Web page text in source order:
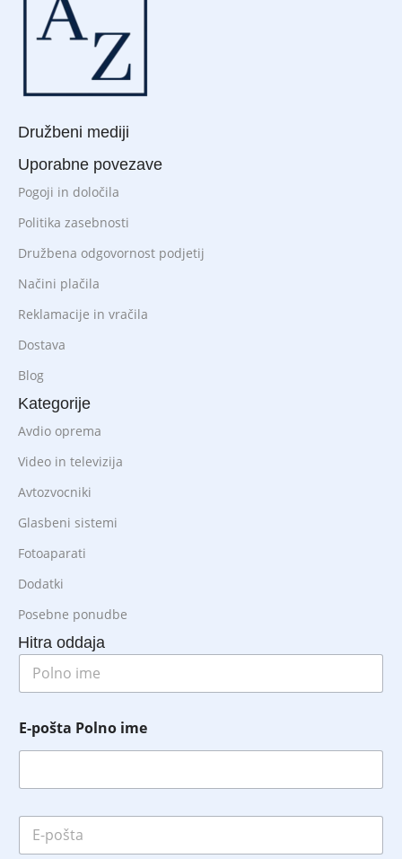
Družbeni mediji
Uporabne povezave
Pogoji in določila
Politika zasebnosti
Družbena odgovornost podjetij
Načini plačila
Reklamacije in vračila
Dostava
Blog
Kategorije
Avdio oprema
Video in televizija
Avtozvocniki
Glasbeni sistemi
Fotoaparati
Dodatki
Posebne ponudbe
Hitra oddaja
P
l
o
i
E-pošta Polno ime
E